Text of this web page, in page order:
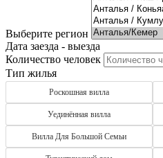
просторной террасой, садом и
В каталоге представлены
на любой вкус: уютные
семейные виллы с несколькими
для больших компаний и
закрытого типа. Многие
кухней, зоной барбекю,
удобствами для длительного
Если вы путешествуете с
вы легко найдёте виллы,
Выберите регион
Дата заезда - выезда
Количество человек
Тип жилья
Роскошная вилла
Уединённая вилла
Вилла Для Большой Семьи